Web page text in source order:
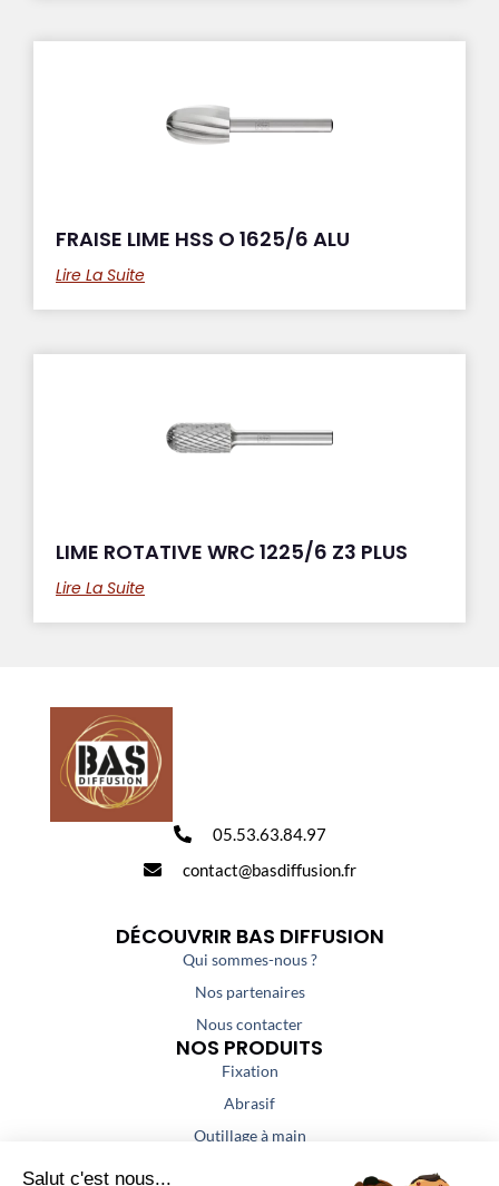
FRAISE LIME HSS O 1625/6 ALU
Lire La Suite
LIME ROTATIVE WRC 1225/6 Z3 PLUS
Lire La Suite
05.53.63.84.97
contact@basdiffusion.fr
DÉCOUVRIR BAS DIFFUSION
Qui sommes-nous ?
Nos partenaires
Nous contacter
NOS PRODUITS
Fixation
Abrasif
Outillage à main